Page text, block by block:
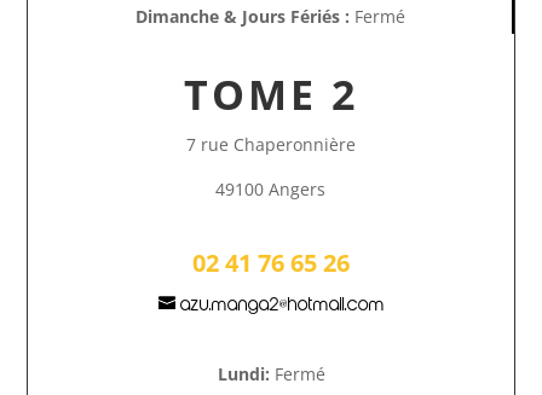
Dimanche & Jours Fériés : Fermé
TOME 2
7 rue Chaperonnière
49100 Angers
02 41 76 65 26
azu.manga2@hotmail.com
Lundi: Fermé